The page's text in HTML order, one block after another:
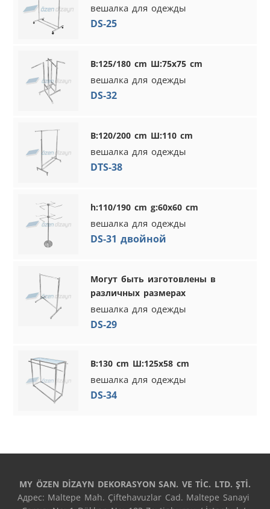
вешалка для одежды
DS-25
В:125/180 cm Ш:75x75 cm
вешалка для одежды
DS-32
В:120/200 cm Ш:110 cm
вешалка для одежды
DTS-38
h:110/190 cm g:60x60 cm
вешалка для одежды
DS-31 двойной
Могут быть изготовлены в
различных размерах
вешалка для одежды
DS-29
В:130 cm Ш:125x58 cm
вешалка для одежды
DS-34
MY ÖZEN DİZAYN DEKORASYON SAN. VE TİC. LTD. ŞTİ.
Адрес: Maltepe Mah. Çiftehavuzlar Cad. Maltepe Sanayi